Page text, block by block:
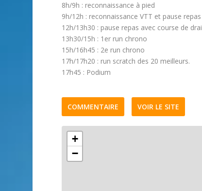
8h/9h : reconnaissance à pied
9h/12h : reconnaissance VTT et pause repas
12h/13h30 : pause repas avec course de
13h30/15h : 1er run chrono
15h/16h45 : 2e run chrono
17h/17h20 : run scratch des 20 meilleurs.
17h45 : Podium
COMMENTAIRE VOIR LE SITE
+
−